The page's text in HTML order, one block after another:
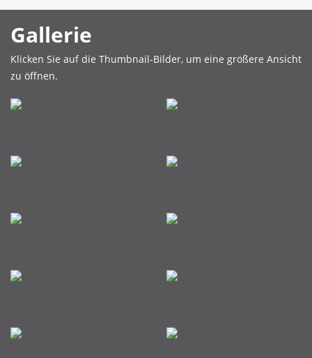
Gallerie
Klicken Sie auf die Thumbnail-Bilder, um eine größere Ansicht
zu öffnen.